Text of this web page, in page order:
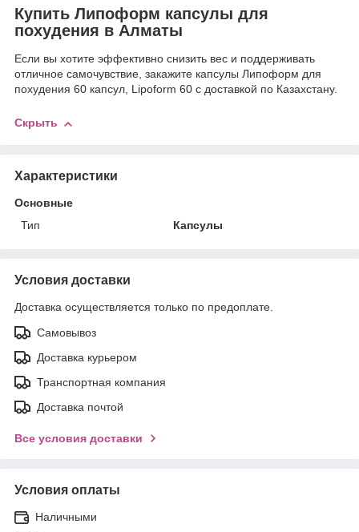
Купить Липоформ капсулы для
похудения в Алматы
Если вы хотите эффективно снизить вес и поддерживать
отличное самочувствие, закажите капсулы Липоформ для
похудения 60 капсул, Lipoform 60 с доставкой по Казахстану.
Скрыть
Характеристики
Основные
Тип
Капсулы
Условия доставки
Доставка осуществляется только по предоплате.
Самовывоз
Доставка курьером
Транспортная компания
Доставка почтой
Все условия доставки
Условия оплаты
Наличными